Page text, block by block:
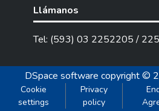
Llámanos
Tel: (593) 03 2252205 /
DSpace software copyright ©
Cookie
settings
Privacy
policy